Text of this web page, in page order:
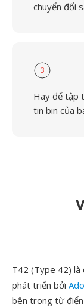
chuyển đổi
3
Hãy để tập
tin bin của
T42 (Type 42) là
phát triển bởi
bên trong từ